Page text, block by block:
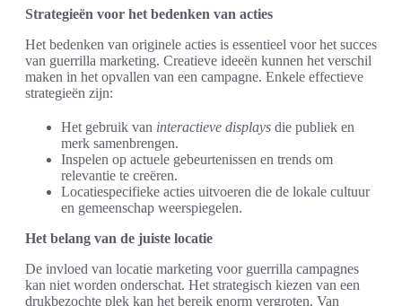
Strategieën voor het bedenken van acties
Het bedenken van originele acties is essentieel voor het succes
van guerrilla marketing. Creatieve ideeën kunnen het verschil
maken in het opvallen van een campagne. Enkele effectieve
strategieën zijn:
Het gebruik van interactieve displays die publiek en
merk samenbrengen.
Inspelen op actuele gebeurtenissen en trends om
relevantie te creëren.
Locatiespecifieke acties uitvoeren die de lokale cultuur
en gemeenschap weerspiegelen.
Het belang van de juiste locatie
De invloed van locatie marketing voor guerrilla campagnes
kan niet worden onderschat. Het strategisch kiezen van een
drukbezochte plek kan het bereik enorm vergroten. Van